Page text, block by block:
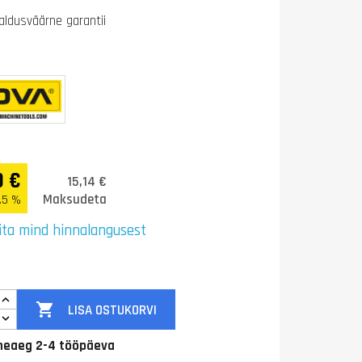
garantii
€
%
15,14 €
Maksudeta
mind hinnalangusest
 LISA OSTUKORVI
2-4 tööpäeva